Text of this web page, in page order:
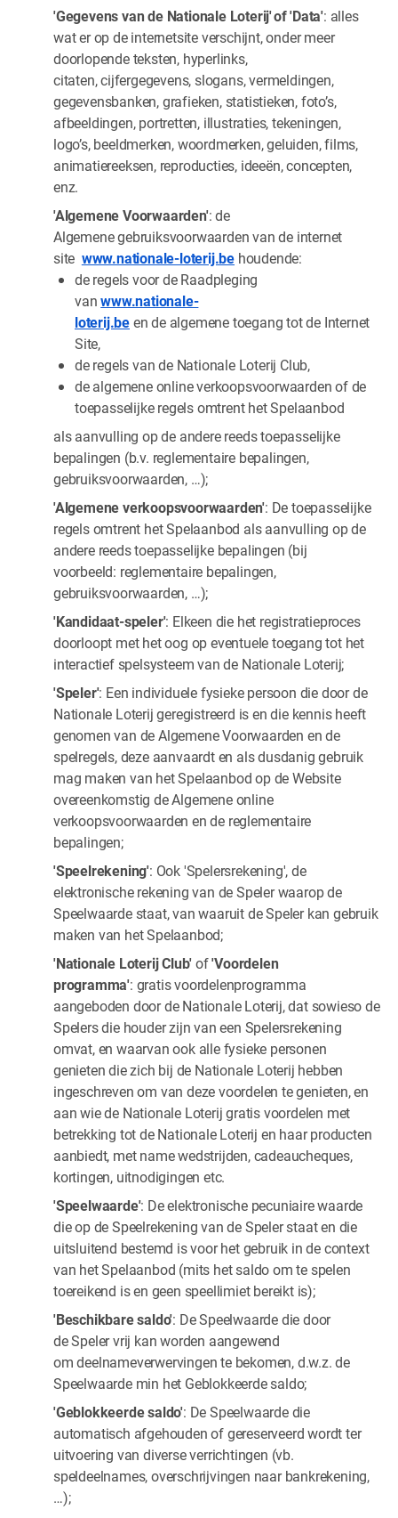
'Gegevens van de Nationale Loterij' of 'Data': alles
wat er op de internetsite verschijnt, onder meer
doorlopende teksten, hyperlinks,
citaten, cijfergegevens, slogans, vermeldingen,
gegevensbanken, grafieken, statistieken, foto’s,
afbeeldingen, portretten, illustraties, tekeningen,
logo’s, beeldmerken, woordmerken, geluiden, films,
animatiereeksen, reproducties, ideeën, concepten,
enz.
'Algemene Voorwaarden': de
Algemene gebruiksvoorwaarden van de internet
site www.nationale-loterij.be houdende:
de regels voor de Raadpleging
vanwww.nationale-
loterij.been de algemene toegang tot de Internet
Site,
de regels van de Nationale Loterij Club,
de algemene online verkoopsvoorwaarden of de
toepasselijke regels omtrent het Spelaanbod
als aanvulling op de andere reeds toepasselijke
bepalingen (b.v. reglementaire bepalingen,
gebruiksvoorwaarden, …);
'Algemene verkoopsvoorwaarden': De toepasselijke
regels omtrent het Spelaanbod als aanvulling op de
andere reeds toepasselijke bepalingen (bij
voorbeeld: reglementaire bepalingen,
gebruiksvoorwaarden, …);
'Kandidaat-speler': Elkeen die het registratieproces
doorloopt met het oog op eventuele toegang tot het
interactief spelsysteem van de Nationale Loterij;
'Speler': Een individuele fysieke persoon die door de
Nationale Loterij geregistreerd is en die kennis heeft
genomen van de Algemene Voorwaarden en de
spelregels, deze aanvaardt en als dusdanig gebruik
mag maken van het Spelaanbod op de Website
overeenkomstig de Algemene online
verkoopsvoorwaarden en de reglementaire
bepalingen;
'Speelrekening': Ook 'Spelersrekening', de
elektronische rekening van de Speler waarop de
Speelwaarde staat, van waaruit de Speler kan gebruik
maken van het Spelaanbod;
'Nationale Loterij Club'of'Voordelen
programma': gratis voordelenprogramma
aangeboden door de Nationale Loterij, dat sowieso de
Spelers die houder zijn van een Spelersrekening
omvat, en waarvan ook alle fysieke personen
genieten die zich bij de Nationale Loterij hebben
ingeschreven om van deze voordelen te genieten, en
aan wie de Nationale Loterij gratis voordelen met
betrekking tot de Nationale Loterij en haar producten
aanbiedt, met name wedstrijden, cadeaucheques,
kortingen, uitnodigingen etc.
'Speelwaarde': De elektronische pecuniaire waarde
die op de Speelrekening van de Speler staat en die
uitsluitend bestemd is voor het gebruik in de context
van het Spelaanbod (mits het saldo om te spelen
toereikend is en geen speellimiet bereikt is);
'Beschikbare saldo': De Speelwaarde die door
de Speler vrij kan worden aangewend
om deelnameverwervingen te bekomen, d.w.z. de
Speelwaarde min het Geblokkeerde saldo;
'Geblokkeerde saldo': De Speelwaarde die
automatisch afgehouden of gereserveerd wordt ter
uitvoering van diverse verrichtingen (vb.
speldeelnames, overschrijvingen naar bankrekening,
…);